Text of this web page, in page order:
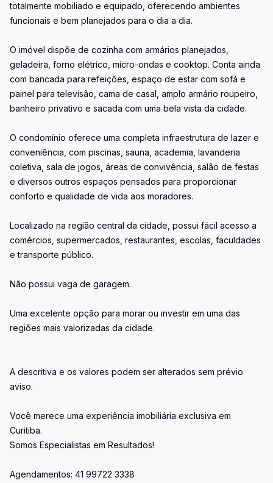
totalmente mobiliado e equipado, oferecendo ambientes
funcionais e bem planejados para o dia a dia.
O imóvel dispõe de cozinha com armários planejados,
geladeira, forno elétrico, micro-ondas e cooktop. Conta ainda
com bancada para refeições, espaço de estar com sofá e
painel para televisão, cama de casal, amplo armário roupeiro,
banheiro privativo e sacada com uma bela vista da cidade.
O condomínio oferece uma completa infraestrutura de lazer e
conveniência, com piscinas, sauna, academia, lavanderia
coletiva, sala de jogos, áreas de convivência, salão de festas
e diversos outros espaços pensados para proporcionar
conforto e qualidade de vida aos moradores.
Localizado na região central da cidade, possui fácil acesso a
comércios, supermercados, restaurantes, escolas, faculdades
e transporte público.
Não possui vaga de garagem.
Uma excelente opção para morar ou investir em uma das
regiões mais valorizadas da cidade.
A descritiva e os valores podem ser alterados sem prévio
aviso.
Você merece uma experiência imobiliária exclusiva em
Curitiba.
Somos Especialistas em Resultados!
Agendamentos: 41 99722 3338